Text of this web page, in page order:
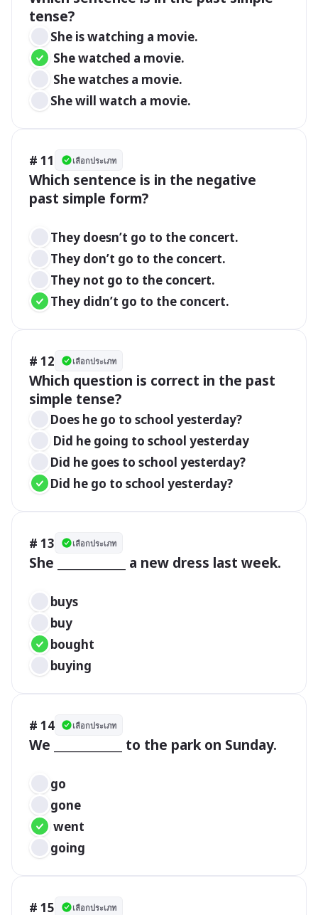
She watched a movie.
She watches a movie.
She will watch a movie.
# 11 เลือกประเภท
Which sentence is in the negative
past simple form?
They doesn’t go to the concert.
They don’t go to the concert.
They not go to the concert.
# 12 เลือกประเภท
Which question is correct in the past
Did he going to school yesterday
Did he goes to school yesterday?
Did he go to school yesterday?
# 13 เลือกประเภท
She ____________ a new dress last week.
buy
buying
# 14 เลือกประเภท
We ____________ to the park on Sunday.
going
# 15 เลือกประเภท